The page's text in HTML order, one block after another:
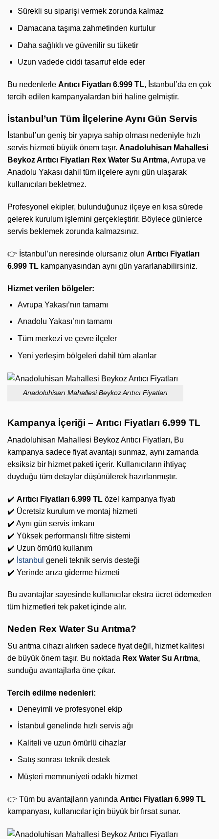
Sürekli su siparişi vermek zorunda kalmaz
Damacana taşıma zahmetinden kurtulur
Daha sağlıklı ve güvenilir su tüketir
Uzun vadede ciddi tasarruf elde eder
Bu nedenlerle Arıtıcı Fiyatları 6.999 TL, İstanbul’da en çok
tercih edilen kampanyalardan biri haline gelmiştir.
İstanbul’un Tüm İlçelerine Aynı Gün Servis
İstanbul’un geniş bir yapıya sahip olması nedeniyle hızlı
servis hizmeti büyük önem taşır. Anadoluhisarı Mahallesi
Beykoz Arıtıcı Fiyatları Rex Water Su Arıtma, Avrupa ve
Anadolu Yakası dahil tüm ilçelere aynı gün ulaşarak
kullanıcıları bekletmez.
Profesyonel ekipler, bulunduğunuz ilçeye en kısa sürede
gelerek kurulum işlemini gerçekleştirir. Böylece günlerce
servis beklemek zorunda kalmazsınız.
👉 İstanbul’un neresinde olursanız olun Arıtıcı Fiyatları
6.999 TL kampanyasından aynı gün yararlanabilirsiniz.
Hizmet verilen bölgeler:
Avrupa Yakası’nın tamamı
Anadolu Yakası’nın tamamı
Tüm merkezi ve çevre ilçeler
Yeni yerleşim bölgeleri dahil tüm alanlar
Anadoluhisarı Mahallesi Beykoz Arıtıcı Fiyatları
Kampanya İçeriği – Arıtıcı Fiyatları 6.999 TL
Anadoluhisarı Mahallesi Beykoz Arıtıcı Fiyatları, Bu
kampanya sadece fiyat avantajı sunmaz, aynı zamanda
eksiksiz bir hizmet paketi içerir. Kullanıcıların ihtiyaç
duyduğu tüm detaylar düşünülerek hazırlanmıştır.
✔️ Arıtıcı Fiyatları 6.999 TL özel kampanya fiyatı
✔️ Ücretsiz kurulum ve montaj hizmeti
✔️ Aynı gün servis imkanı
✔️ Yüksek performanslı filtre sistemi
✔️ Uzun ömürlü kullanım
✔️ İstanbul geneli teknik servis desteği
✔️ Yerinde arıza giderme hizmeti
Bu avantajlar sayesinde kullanıcılar ekstra ücret ödemeden
tüm hizmetleri tek paket içinde alır.
Neden Rex Water Su Arıtma?
Su arıtma cihazı alırken sadece fiyat değil, hizmet kalitesi
de büyük önem taşır. Bu noktada Rex Water Su Arıtma,
sunduğu avantajlarla öne çıkar.
Tercih edilme nedenleri:
Deneyimli ve profesyonel ekip
İstanbul genelinde hızlı servis ağı
Kaliteli ve uzun ömürlü cihazlar
Satış sonrası teknik destek
Müşteri memnuniyeti odaklı hizmet
👉 Tüm bu avantajların yanında Arıtıcı Fiyatları 6.999 TL
kampanyası, kullanıcılar için büyük bir fırsat sunar.